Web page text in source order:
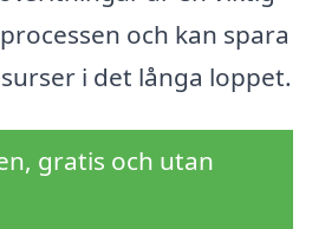
och kan spara
i det långa loppet.
gratis och utan